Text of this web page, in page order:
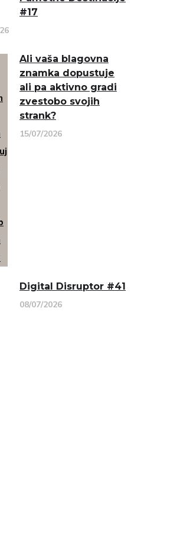
#17
Ali vaša blagovna
znamka dopustuje
ali pa aktivno gradi
zvestobo svojih
strank?
15/07/2026
Digital Disruptor #41
08/07/2026